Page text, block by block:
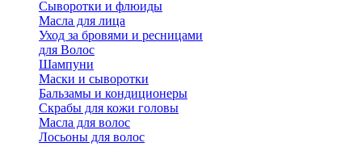
Сыворотки и флюиды
Масла для лица
Уход за бровями и ресницами
для Волос
Шампуни
Маски и сыворотки
Бальзамы и кондиционеры
Скрабы для кожи головы
Масла для волос
Лосьоны для волос